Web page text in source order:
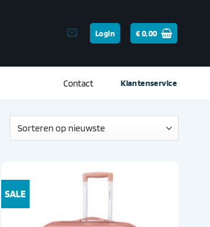
Login €0,00
Contact Klantenservice
Gesorteerd
SALE